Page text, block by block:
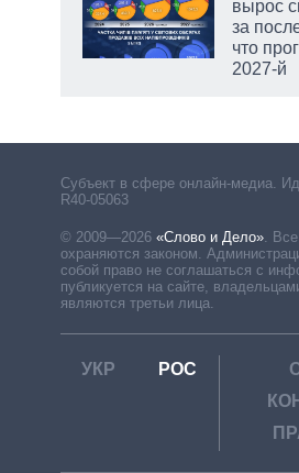
вырос
за
что
2027-й
Субъект в сфере онлайн-медиа.
R40-05063
© 2009—2026 «Слово и Дело».
охраняются законом.
собой право не соглашаться с
публикуется на сайте,
являются третьи лица.
УКР РОС